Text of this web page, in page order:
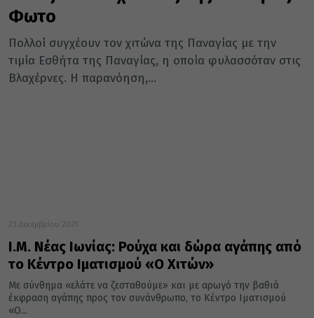
Φωτο
Πολλοί συγχέουν τον χιτώνα της Παναγίας με την
τιμία Εσθήτα της Παναγίας, η οποία φυλασσόταν στις
Βλαχέρνες. Η παρανόηση,...
23 Δεκεμβρίου 2021
Ι.Μ. Νέας Ιωνίας: Ρούχα και δώρα αγάπης από
το Κέντρο Ιματισμού «Ο Χιτών»
Με σύνθημα «ελάτε να ζεσταθούμε» και με αρωγό την βαθιά
έκφραση αγάπης προς τον συνάνθρωπο, το Κέντρο Ιματισμού
«Ο...